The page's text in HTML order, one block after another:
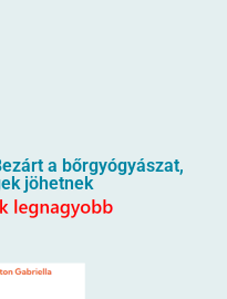
a bőrgyógyászat,
jöhetnek